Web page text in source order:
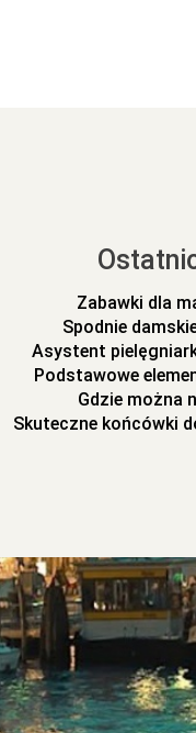
Zabawki dla
Spodnie
Asystent
Podstawowe
Gdzie można
Skuteczne końcówki